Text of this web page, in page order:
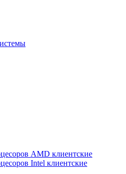
AMD клиентские
Intel клиентские